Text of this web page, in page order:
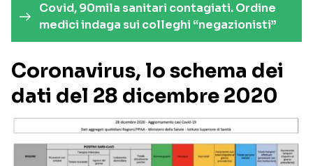
Covid, 90mila sanitari contagiati. Ordine
medici indaga sui colleghi “negazionisti”
Coronavirus, lo schema dei
dati del 28 dicembre 2020